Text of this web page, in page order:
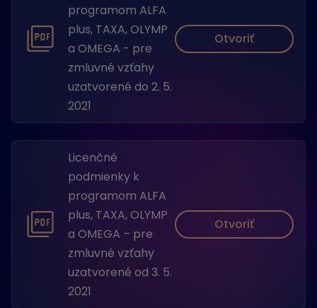
programom ALFA
plus, TAXA, OLYMP
a OMEGA - pre
zmluvné vzťahy
uzatvorené do 2. 5.
2021
Otvoriť
Licenčné
podmienky k
programom ALFA
plus, TAXA, OLYMP
a OMEGA – pre
zmluvné vzťahy
uzatvorené od 3. 5.
2021
Otvoriť